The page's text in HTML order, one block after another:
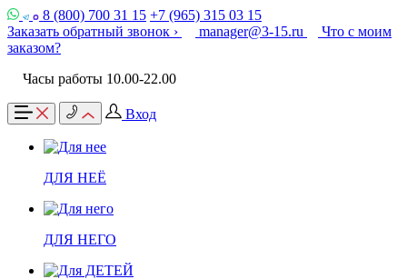
8 (800) 700 31 15 +7 (965) 315 03 15
Заказать обратный звонок ›
manager@3-15.ru
Что с моим
заказом?
Часы работы 10.00-22.00
Вход
ДЛЯ НЕЁ
ДЛЯ НЕГО